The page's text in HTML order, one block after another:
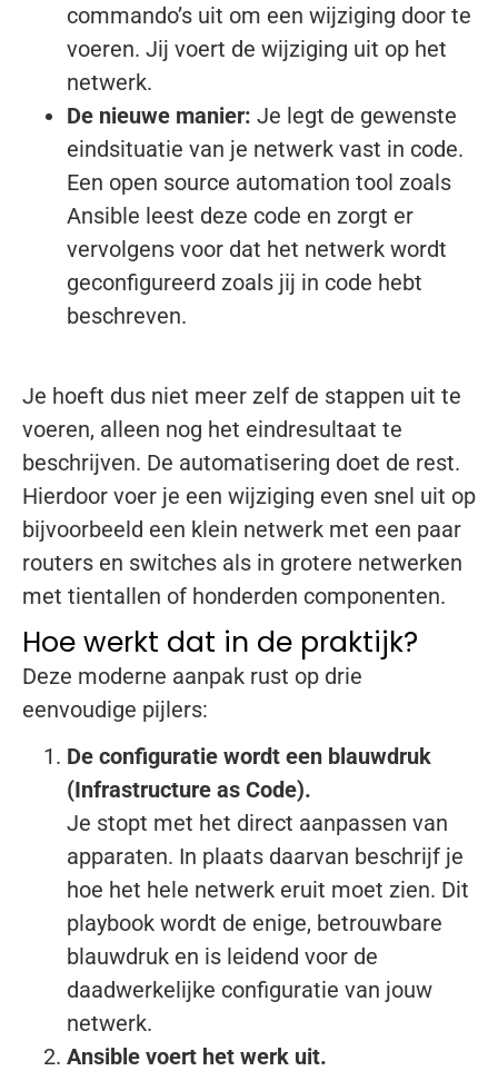
commando’s uit om een wijziging door te
voeren. Jij voert de wijziging uit op het
netwerk.
De nieuwe manier: Je legt de gewenste
eindsituatie van je netwerk vast in code.
Een open source automation tool zoals
Ansible leest deze code en zorgt er
vervolgens voor dat het netwerk wordt
geconfigureerd zoals jij in code hebt
beschreven.
Je hoeft dus niet meer zelf de stappen uit te
voeren, alleen nog het eindresultaat te
beschrijven. De automatisering doet de rest.
Hierdoor voer je een wijziging even snel uit op
bijvoorbeeld een klein netwerk met een paar
routers en switches als in grotere netwerken
met tientallen of honderden componenten.
Hoe werkt dat in de praktijk?
Deze moderne aanpak rust op drie
eenvoudige pijlers:
De configuratie wordt een blauwdruk
(Infrastructure as Code).
Je stopt met het direct aanpassen van
apparaten. In plaats daarvan beschrijf je
hoe het hele netwerk eruit moet zien. Dit
playbook wordt de enige, betrouwbare
blauwdruk en is leidend voor de
daadwerkelijke configuratie van jouw
netwerk.
Ansible voert het werk uit.